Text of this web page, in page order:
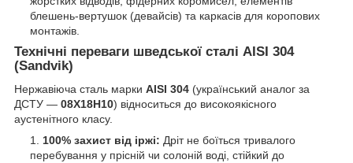
блешень-вертушок (девайсів) та каркасів для коропових
монтажів.
Технічні переваги шведської сталі AISI 304
(Sandvik)
Нержавіюча сталь марки AISI 304 (український аналог за
ДСТУ — 08Х18Н10) відноситься до високоякісного
аустенітного класу.
100% захист від іржі: Дріт не боїться тривалого
перебування у прісній чи солоній воді, стійкий до